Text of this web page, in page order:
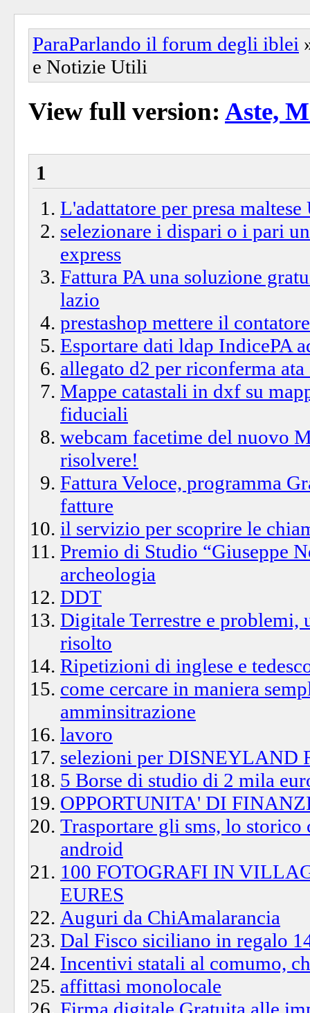
ParaParlando il forum degli iblei
e Notizie Utili
View full version: Aste,
1
L'adattatore per presa
selezionare i dispari o i pari
express
Fattura PA una soluzione
lazio
prestashop mettere il
Esportare dati ldap IndicePA
allegato d2 per riconferma
Mappe catastali in dxf su
fiduciali
webcam facetime del nuovo
risolvere!
Fattura Veloce, programma
fatture
il servizio per scoprire le
Premio di Studio “Giuseppe
archeologia
DDT
Digitale Terrestre e problemi,
risolto
Ripetizioni di inglese e
come cercare in maniera
amminsitrazione
lavoro
selezioni per DISNEYLAND
5 Borse di studio di 2 mila
OPPORTUNITA' DI
Trasportare gli sms, lo
android
100 FOTOGRAFI IN
EURES
Auguri da ChiAmalarancia
Dal Fisco siciliano in regalo
Incentivi statali al comumo,
affittasi monolocale